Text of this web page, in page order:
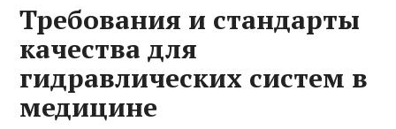
Требования и стандарты
качества для
гидравлических систем в
медицине